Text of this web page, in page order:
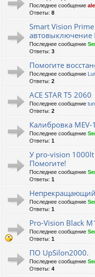
Последнее сообщение
Ответы: 8
Smart Vision
автовыключение
Последнее сообщение
Ответы: 3
Помогите
Последнее сообщение
Ответы: 2
ACE STAR T5 2060
Последнее сообщение
Ответы: 2
Калибровка MEV-
Последнее сообщение
Ответы: 1
У pro-vision 1000lt
Помогите!
Последнее сообщение
Ответы: 1
Последнее сообщение
Ответы: 1
Pro-Vision Black
Последнее сообщение
Ответы: 1
ПО UpSilon2000.
Последнее сообщение
Ответы: 4